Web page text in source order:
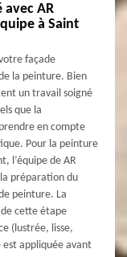
AR
à Saint
façade
la peinture. Bien
un travail soigné
que la
en compte
Pour la peinture
l’équipe de AR
préparation du
peinture. La
cette étape
(lustrée, lisse,
est appliquée avant